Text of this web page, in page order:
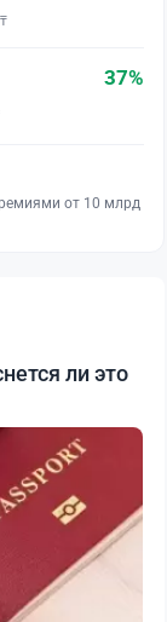
37%
от 10 млрд
ли это